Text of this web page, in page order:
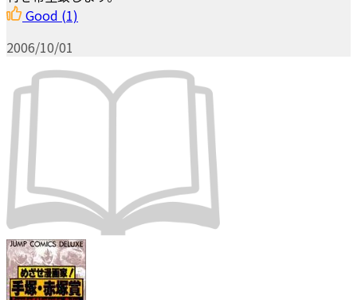
Good (1)
2006/10/01